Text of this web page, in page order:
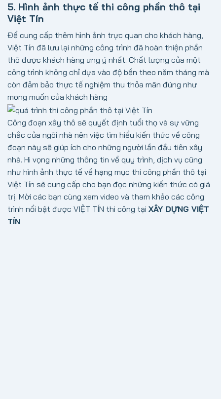
5. Hình ảnh thực tế thi công phần thô tại
Việt Tín
Để cung cấp thêm hình ảnh trực quan cho khách hàng,
Việt Tín đã lưu lại những công trình đã hoàn thiện phần
thô được khách hàng ưng ý nhất. Chất lượng của một
công trình không chỉ dựa vào độ bền theo năm tháng mà
còn đảm bảo thực tế nghiệm thu thỏa mãn đúng như
mong muốn của khách hàng
Công đoạn xây thô sẽ quyết định tuổi thọ và sự vững
chắc của ngôi nhà nên việc tìm hiểu kiến thức về công
đoạn này sẽ giúp ích cho những người lần đầu tiên xây
nhà. Hi vọng những thông tin về quy trình, dịch vụ cũng
như hình ảnh thực tế về hạng mục thi công phần thô tại
Việt Tín sẽ cung cấp cho bạn đọc những kiến thức có giá
trị. Mời các bạn cùng xem video và tham khảo các công
trình nổi bật được VIỆT TÍN thi công tại XÂY DỰNG VIỆT
TÍN